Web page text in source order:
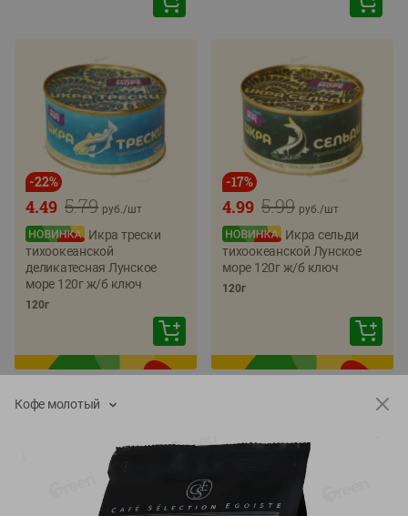
-22%
5.79
4.49 руб./шт
Икра трески
тихоокеанской
деликатесная Лунское
море 120г ж/б ключ
120г
-17%
5.99
4.99 руб./шт
Икра сельди
тихоокеанской Лунское
море 120г ж/б ключ
120г
Кофе молотый